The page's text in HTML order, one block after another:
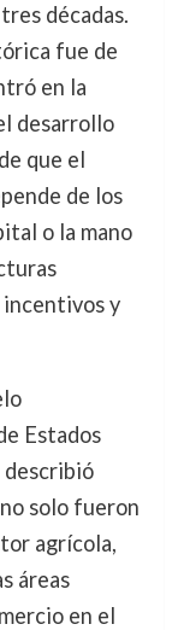
décadas.
fue de
en la
desarrollo
que el
de los
o la mano
y
Estados
solo fueron
agrícola,
áreas
en el